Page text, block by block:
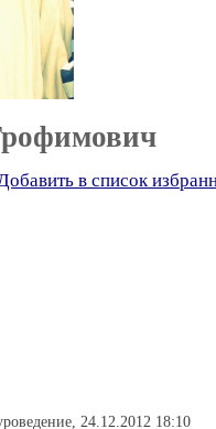
в список
24.12.2012 18:10